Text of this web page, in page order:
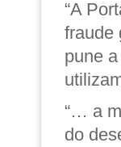
“A
fraude
pune
“… a
do